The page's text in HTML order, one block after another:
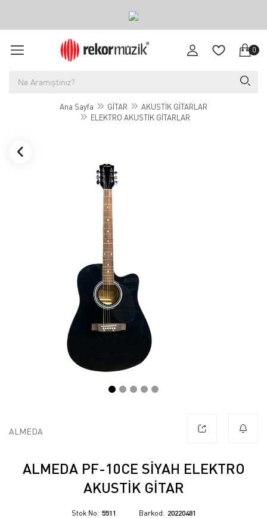
0
Ana Sayfa GİTAR
AKUSTİK GİTARLAR
ELEKTRO AKUSTİK GİTARLAR
ALMEDA
ALMEDA PF-10CE SIYAH ELEKTRO
AKUSTIK GITAR
Stok No 5511 Barkod 20220481